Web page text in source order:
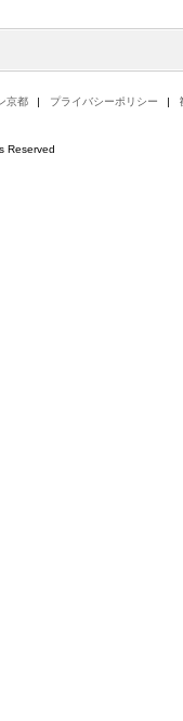
京都 プライバシーポリシー
Reserved